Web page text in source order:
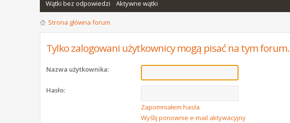
Wątki bez odpowiedzi Aktywne wątki
Strona główna forum
Tylko zalogowani użytkownicy mogą pisać na tym forum.
Nazwa użytkownika:
Hasło:
Zapomniałem hasła
Wyślij ponownie e-mail aktywacyjny